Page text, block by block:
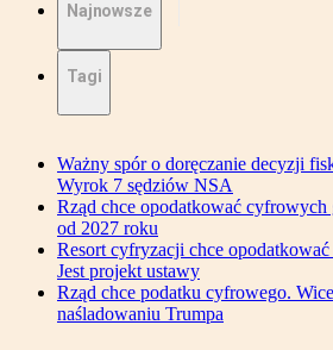
Najnowsze
Tagi
Ważny spór o doręczanie decyzji
Wyrok 7 sędziów NSA
Rząd chce opodatkować
od 2027 roku
Resort cyfryzacji chce
Jest projekt ustawy
Rząd chce podatku cyfrowego.
naśladowaniu Trumpa